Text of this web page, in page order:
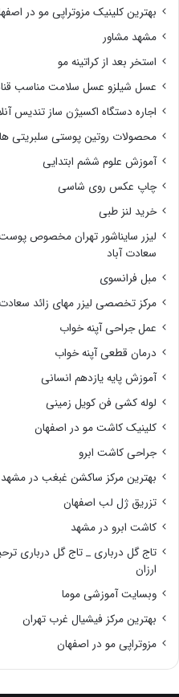
بهترین کلینیک مزوتراپی مو در
مشهد مشاور
استخر بعد از کراتینه مو
عسل شیلزو عسل سلامت مناسب
اجاره دستگاه اکسیژن ساز تندیس
محصولات روتین پوستی سلبریتی ها
آموزش علوم ششم ابتدایی
چاپ عکس روی شاسی
خرید لنز طبی
لیزر سایناشور تهران مخصوص
سعادت آباد
مبل فرانسوی
مرکز تخصصی لیزر مهای زائد
عمل جراحی آپنه خواب
درمان قطعی آپنه خواب
آموزش پایه یازدهم انسانی
لوله کشی فن کویل زمینی
کلینیک کاشت مو در اصفهان
جراحی کاشت ابرو
بهترین مرکز ساکشن غبغب در مشهد
تزریق ژل لب اصفهان
کاشت ابرو در مشهد
تاج گل درباری _ تاج گل درباری
ارزان
وبسایت آموزشی موما
بهترین مرکز فیشیال غرب تهران
مزوتراپی مو در اصفهان